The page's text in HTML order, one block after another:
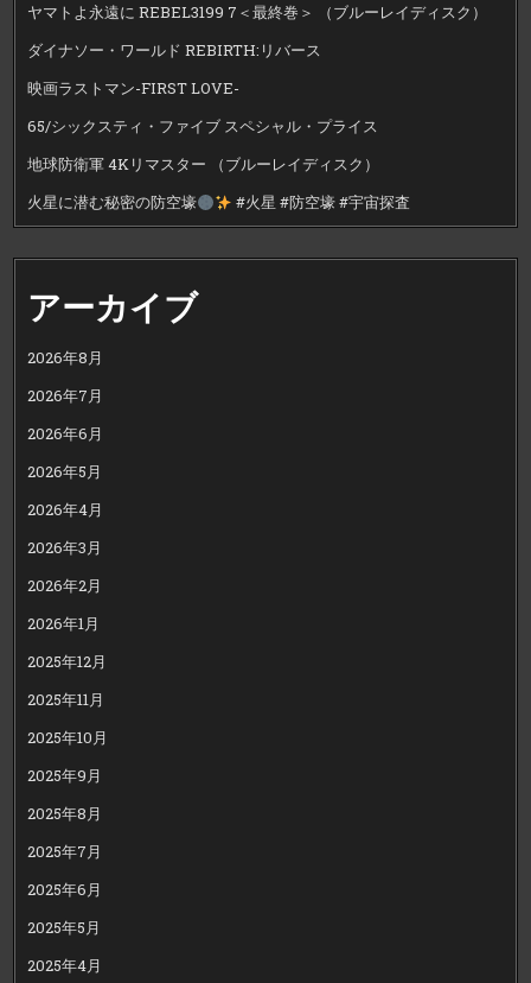
ヤマトよ永遠に REBEL3199 7＜最終巻＞ （ブルーレイディスク）
ダイナソー・ワールド REBIRTH:リバース
映画ラストマン-FIRST LOVE-
65/シックスティ・ファイブ スペシャル・プライス
地球防衛軍 4Kリマスター （ブルーレイディスク）
火星に潜む秘密の防空壕
#火星 #防空壕 #宇宙探査
アーカイブ
2026年8月
2026年7月
2026年6月
2026年5月
2026年4月
2026年3月
2026年2月
2026年1月
2025年12月
2025年11月
2025年10月
2025年9月
2025年8月
2025年7月
2025年6月
2025年5月
2025年4月